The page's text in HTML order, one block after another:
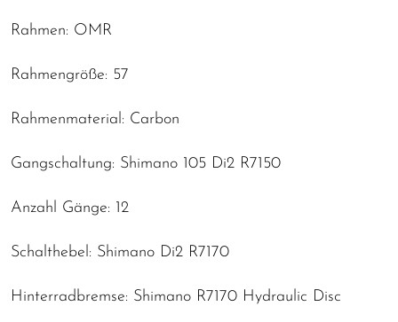
Rahmen: OMR
Rahmengröße: 57
Rahmenmaterial: Carbon
Gangschaltung: Shimano 105 Di2 R7150
Anzahl Gänge: 12
Schalthebel: Shimano Di2 R7170
Hinterradbremse: Shimano R7170 Hydraulic Disc